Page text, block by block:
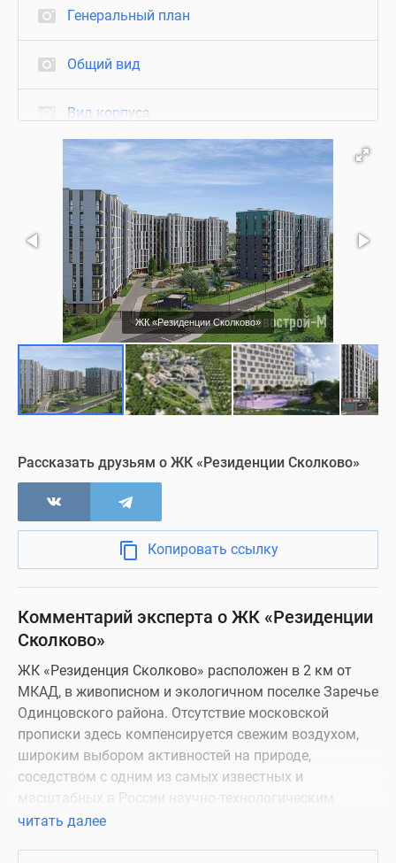
ЖК «Резиденции Сколково»
Генеральный план
Общий вид
Вид корпуса
Фасад
Вид из окон
Благоустройство
Подъезд
Квартиры без отделки
Съемки с воздуха
Нежилые помещения
Визуализация
Рассказать друзьям о ЖК «Резиденции Сколково»
Копировать ссылку
Комментарий эксперта о ЖК «Резиденции
Сколково»
ЖК «Резиденция Сколково» расположен в 2 км от
МКАД, в живописном и экологичном поселке Заречье
Одинцовского района. Отсутствие московской
прописки здесь компенсируется свежим воздухом,
широким выбором активностей на природе,
соседством с одним из самых известных и
масштабных в России научно-технологическим
центром «Сколково».
читать далее